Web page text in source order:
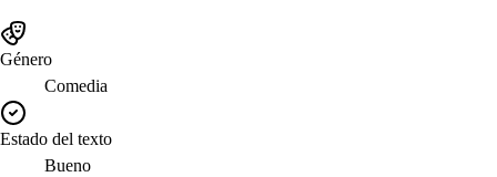
Género
Comedia
Estado del texto
Bueno